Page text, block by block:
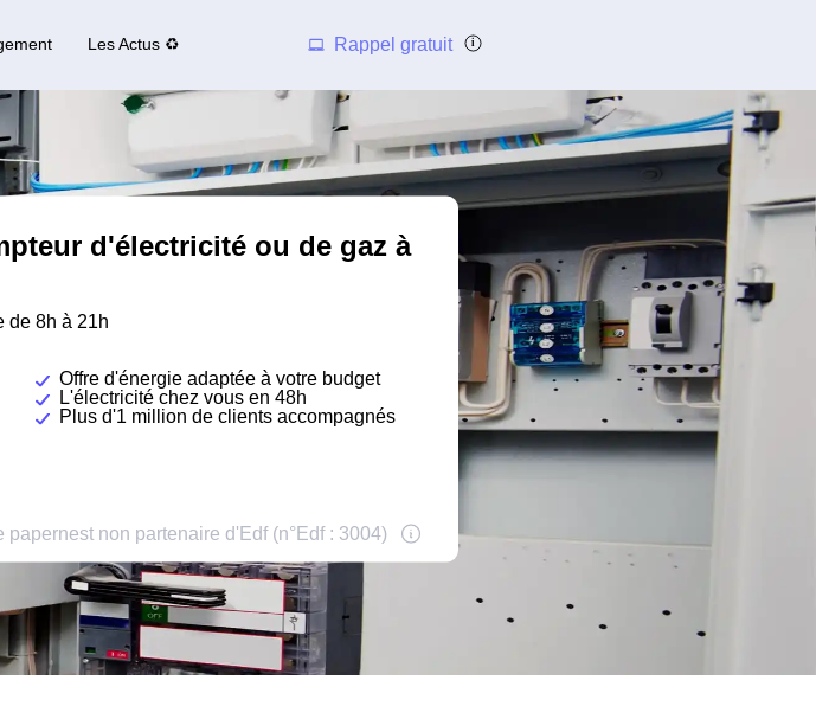
Les Actus ♻️ Rappel gratuit